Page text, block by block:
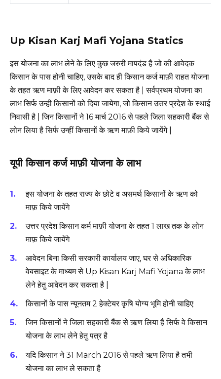
Up Kisan Karj Mafi Yojana Statics
इस योजना का लाभ लेने के लिए कुछ जरुरी मापदंड है जो की आवेदक
किसान के पास होनी चाहिए, उसके बाद ही किसान कर्ज माफ़ी राहत योजना
के तहत ऋण माफ़ी के लिए आवेदन कर सकता है | सर्वप्रथम योजना का
लाभ सिर्फ उन्ही किसानों को दिया जायेगा, जो किसान उत्तर प्रदेश के स्थाई
निवासी है | जिन किसानों ने 16 मार्च 2016 से पहले जिला सहकारी बैंक से
लोन लिया है सिर्फ उन्हीं किसानों के ऋण माफ़ी किये जायेंगे |
यूपी किसान कर्ज माफ़ी योजना के लाभ
इस योजना के तहत राज्य के छोटे व असमर्थ किसानों के ऋण को
माफ़ किये जायेंगे
उत्तर प्रदेश किसान कर्म माफ़ी योजना के तहत 1 लाख तक के लोन
माफ़ किये जायेंगे
आवेदन बिना किसी सरकारी कार्यालय जाए, घर से अधिकारिक
वेबसाइट के माध्यम से Up Kisan Karj Mafi Yojana के लाभ
लेने हेतु आवेदन कर सकता है |
किसानों के पास न्यूनतम 2 हेक्टेयर कृषि योग्य भूमि होनी चाहिए
जिन किसानों ने जिला सहकारी बैंक से ऋण लिया है सिर्फ वे किसान
योजना के लाभ लेने हेतु पत्र है
यदि किसान ने 31 March 2016 से पहले ऋण लिया है तभी
योजना का लाभ ले सकता है